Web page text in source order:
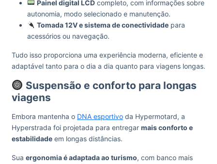
Painel digital LCDcompleto, com informações sobre
autonomia, modo selecionado e manutenção.
Tomada 12V e sistema de conectividadepara
acessórios ou navegação.
Tudo isso proporciona uma experiência moderna, eficiente e
adaptável tanto para o dia a dia quanto para viagens longas.
Suspensão e conforto para longas
viagens
Embora mantenha o DNA esportivo da Hypermotard, a
Hyperstrada foi projetada para entregar mais conforto e
estabilidade em longas distâncias.
Sua ergonomia é adaptada ao turismo, com banco mais